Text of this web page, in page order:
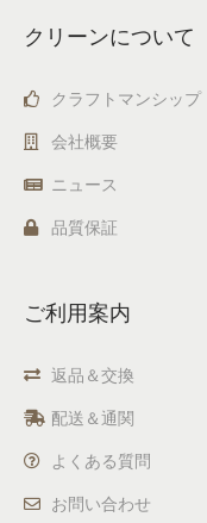
クリーンについて
クラフトマンシップ
会社概要
ニュース
品質保証
ご利用案内
返品＆交換
配送＆通関
よくある質問
お問い合わせ